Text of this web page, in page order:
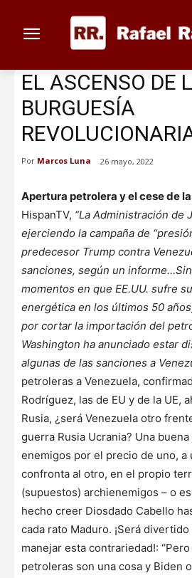
EL ASCENSO DE
BURGUESÍA
Por Marcos Luna 26 mayo, 2022
Apertura petrolera y el cese de
HispanTV, “La Administración de
ejerciendo la campaña de
predecesor Trump contra
sanciones, según un
momentos en que EE.UU. sufre
energética en los últimos 50
por cortar la importación del
Washington ha anunciado estar
algunas de las sanciones a
petroleras a Venezuela,
Rodríguez, las de EU y de la UE,
Rusia, ¿será Venezuela otro
guerra Rusia Ucrania? Una
enemigos por el precio de uno, a
confronta al otro, en el propio
(supuestos) archienemigos – o
hecho creer Diosdado Cabello
cada rato Maduro. ¡Será
manejar esta contrariedad!:
petroleras son una cosa y Biden